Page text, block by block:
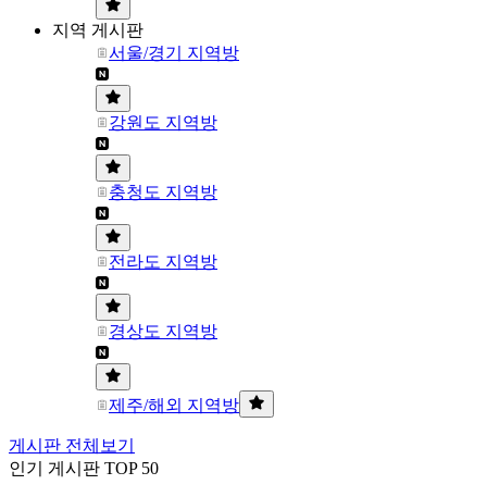
지역 게시판
서울/경기 지역방
강원도 지역방
충청도 지역방
전라도 지역방
경상도 지역방
제주/해외 지역방
게시판 전체보기
인기 게시판 TOP 50